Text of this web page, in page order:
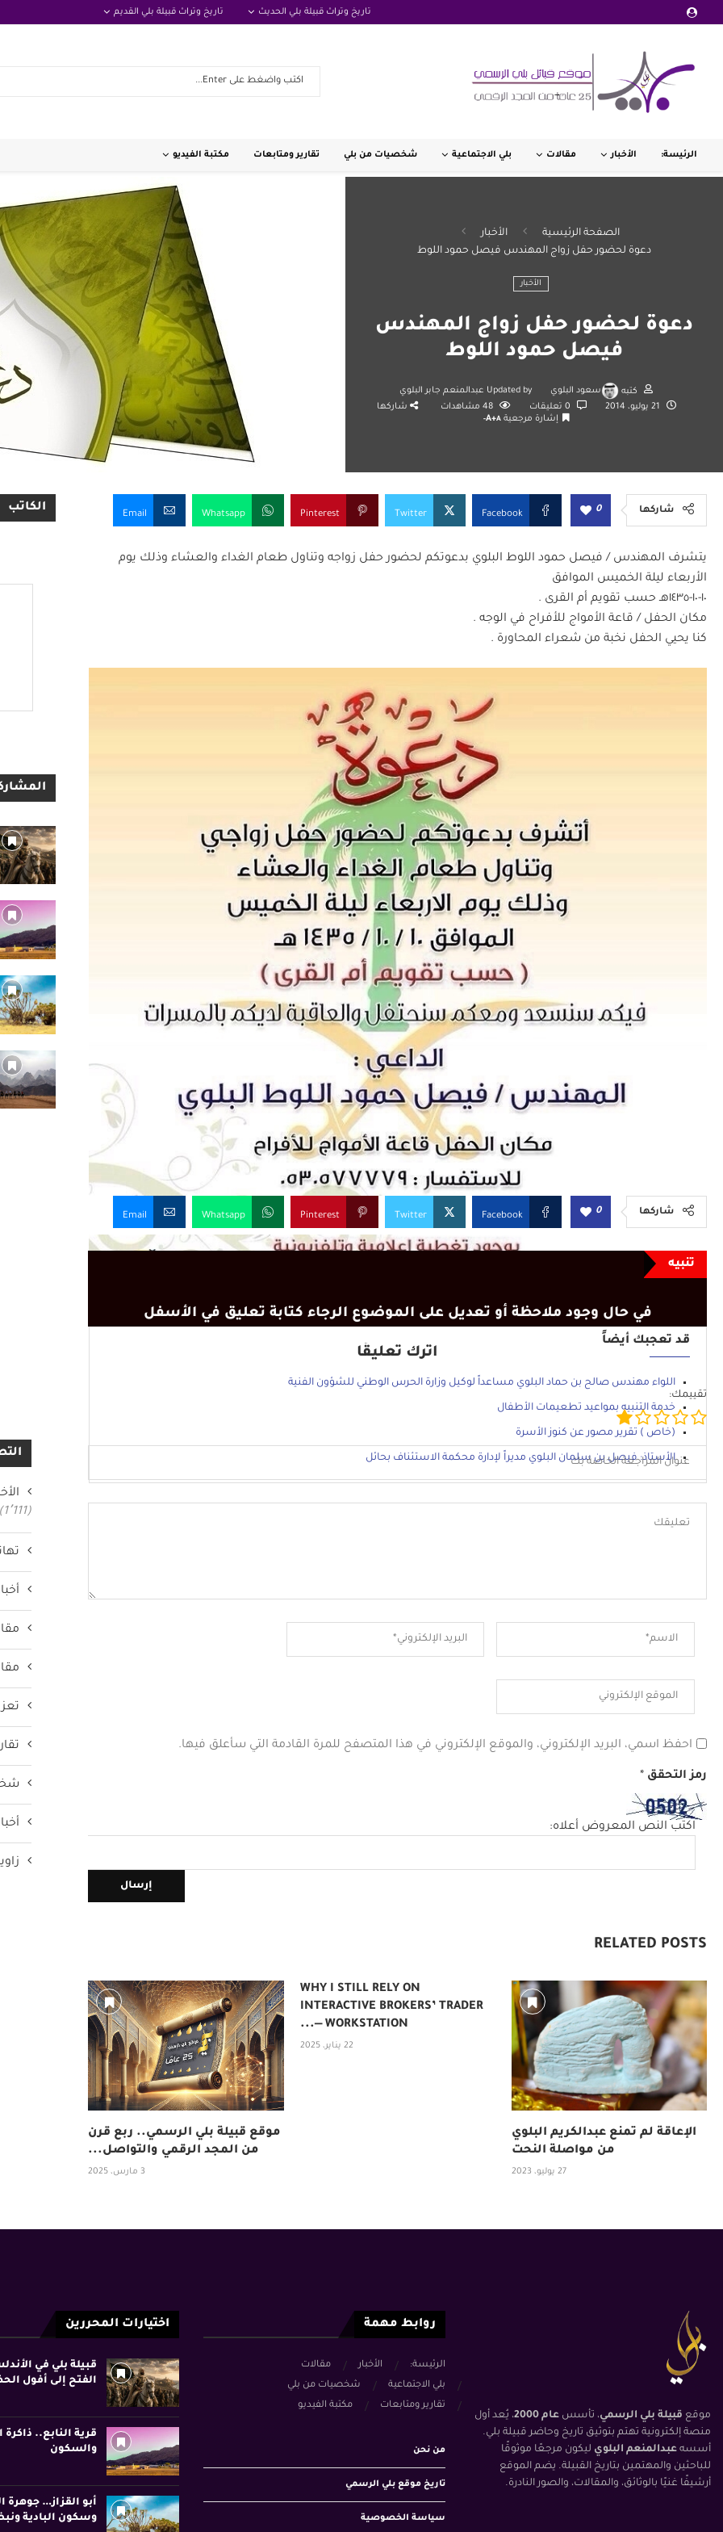
تاريخ وتراث قبيلة بلي الحديث تاريخ وتراث قبيلة بلي القديم
الرئيسة: الأخبار مقالات بلي الاجتماعية شخصيات من بلي تقارير ومتابعات مكتبة الفيديو
الصفحة الرئيسية
الأخبار
دعوة لحضور حفل زواج المهندس فيصل حمود اللوط
الأخبار
دعوة لحضور حفل زواج المهندس
فيصل حمود اللوط
كتبه سعود البلوي Updated by عبدالمنعم جابر البلوي
21 يوليو، 2014
48 مشاهدات
شاركها
إشارة مرجعية
A+A-
شاركها 0
Facebook
Twitter
Pinterest
Whatsapp
Email
يتشرف المهندس / فيصل حمود اللوط البلوي بدعوتكم لحضور حفل زواجه وتناول طعام الغداء والعشاء وذلك يوم
الأربعاء ليلة الخميس الموافق
١٠-١٠-١٤٣٥هـ حسب تقويم أم القرى .
مكان الحفل / قاعة الأمواج للأفراح في الوجه .
كنا يحيي الحفل نخبة من شعراء المحاورة .
قد تعجبك أيضاً
اللواء مهندس صالح بن حماد البلوي مساعداً لوكيل وزارة الحرس الوطني للشؤون الفنية
خدمة التنبيه بمواعيد تطعيمات الأطفال
(خاص ) تقرير مصور عن كنوز الأسرة
الأستاذ: فيصل بن سلمان البلوي مديراً لإدارة محكمة الاستئناف بحائل
شاركها 0
Facebook
Twitter
Pinterest
Whatsapp
Email
تنبيه
في حال وجود ملاحظة أو تعديل على الموضوع الرجاء كتابة تعليق في الأسفل
اترك تعليقًا
تقييمك:
احفظ اسمي، البريد الإلكتروني، والموقع الإلكتروني في هذا المتصفح للمرة القادمة التي سأعلق فيها.
رمز التحقق *
اكتب النص المعروض أعلاه:
RELATED POSTS
موقع قبيلة بلي الرسمي.. ربع قرن
من المجد الرقمي والتواصل...
3 مارس، 2025
WHY I STILL RELY ON
INTERACTIVE BROKERS’ TRADER
WORKSTATION —...
22 يناير، 2025
الإعاقة لم تمنع عبدالكريم البلوي
من مواصلة النحت
27 يوليو، 2023
الكاتب
(1٬111)
موقع قبيلة بلي الرسمي، تأسس عام 2000
، يُعد أول
منصة إلكترونية تهتم بتوثيق تاريخ وحاضر قبيلة بلي.
أسسه عبدالمنعم البلوي ليكون مرجعًا موثوقًا
للباحثين والمهتمين بتاريخ القبيلة. يضم الموقع
أرشيفًا غنيًا بالوثائق، والمقالات، والصور النادرة.
روابط مهمة
الرئيسة: الأخبار
مقالات
بلي الاجتماعية
شخصيات من بلي
تقارير ومتابعات
مكتبة الفيديو
من نحن
تاريخ موقع بلي الرسمي
سياسة الخصوصية
اختيارات المحررين
قبيلة بلي في
الفتح إلى أفول
قرية النابع.. ذاكرة
والسكون
أبو القزاز… جوهرة
وسكون البادية